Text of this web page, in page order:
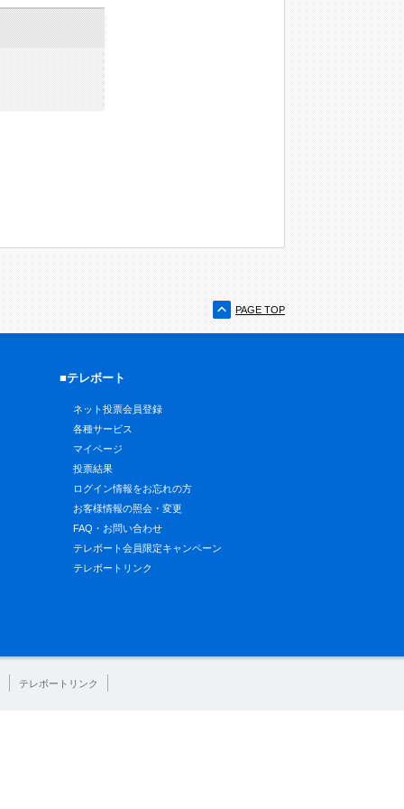
PAGE TOP
■テレボート
ネット投票会員登録
各種サービス
マイページ
投票結果
ログイン情報をお忘れの方
お客様情報の照会・変更
FAQ・お問い合わせ
テレボート会員限定キャンペーン
テレボートリンク
テレボートリンク